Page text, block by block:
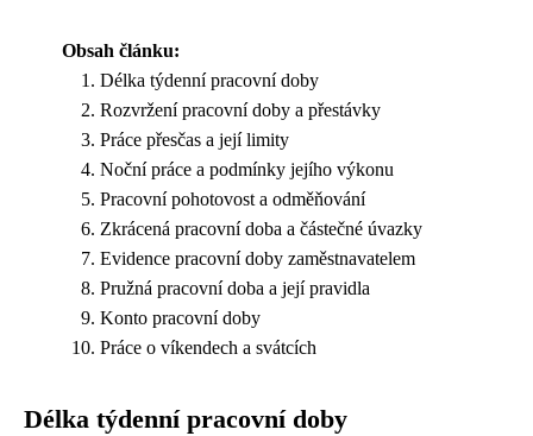
Obsah článku:
Délka týdenní pracovní doby
Rozvržení pracovní doby a přestávky
Práce přesčas a její limity
Noční práce a podmínky jejího výkonu
Pracovní pohotovost a odměňování
Zkrácená pracovní doba a částečné úvazky
Evidence pracovní doby zaměstnavatelem
Pružná pracovní doba a její pravidla
Konto pracovní doby
Práce o víkendech a svátcích
Délka týdenní pracovní doby